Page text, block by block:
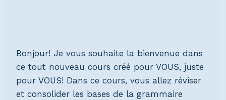
Bonjour! Je vous souhaite la bienvenue dans
ce tout nouveau cours créé pour VOUS, juste
pour VOUS! Dans ce cours, vous allez réviser
et consolider les bases de la grammaire